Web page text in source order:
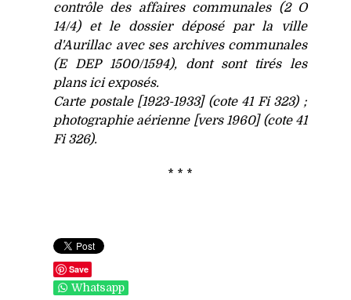
contrôle des affaires communales (2 O
14/4) et le dossier déposé par la ville
d'Aurillac avec ses archives communales
(E DEP 1500/1594), dont sont tirés les
plans ici exposés.
Carte postale [1923-1933] (cote 41 Fi 323) ;
photographie aérienne [vers 1960] (cote 41
Fi 326).
* * *
Save
Whatsapp